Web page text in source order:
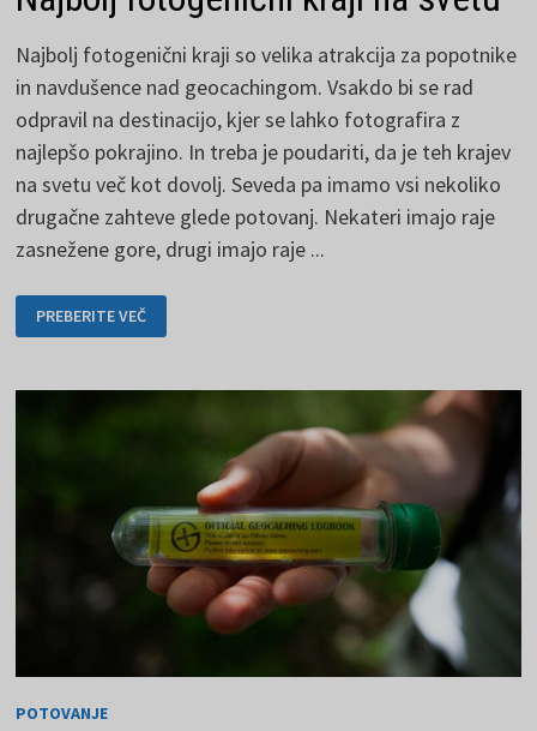
Najbolj fotogenični kraji so velika atrakcija za popotnike
in navdušence nad geocachingom. Vsakdo bi se rad
odpravil na destinacijo, kjer se lahko fotografira z
najlepšo pokrajino. In treba je poudariti, da je teh krajev
na svetu več kot dovolj. Seveda pa imamo vsi nekoliko
drugačne zahteve glede potovanj. Nekateri imajo raje
zasnežene gore, drugi imajo raje ...
FOTOGENIČNI
KRAJI
PREBERITE VEČ
POTOVANJE